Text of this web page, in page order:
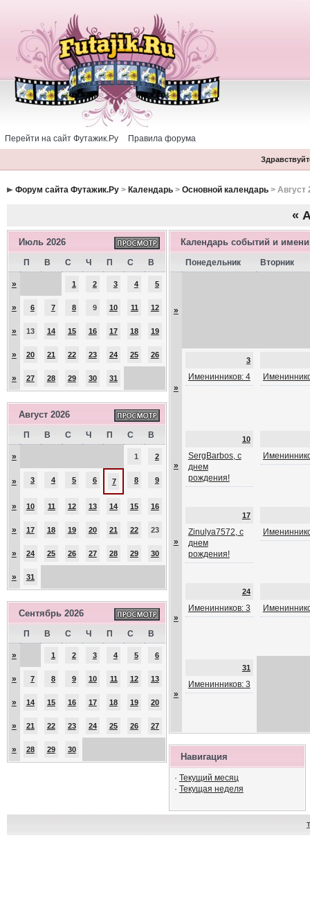
Перейти на сайт Футажик.Ру Правила форума
Форум сайта Футажик.Ру> Календарь> Основной календарь> Август
«
Июль 2026
П В С Ч П С В
» 1 2 3 4 5
» 6 7 8 9 10 11 12
» 13 14 15 16 17 18 19
» 20 21 22 23 24 25 26
» 27 28 29 30 31
Август 2026
П В С Ч П С В
» 1 2
» 3 4 5 6 7 8 9
» 10 11 12 13 14 15 16
» 17 18 19 20 21 22 23
» 24 25 26 27 28 29 30
» 31
Сентябрь 2026
П В С Ч П С В
» 1 2 3 4 5 6
» 7 8 9 10 11 12 13
» 14 15 16 17 18 19 20
» 21 22 23 24 25 26 27
» 28 29 30
Календарь событий и
Понедельник Вторник
»
»
3
Именинников: 4
»
10
SergBarbos, с
днем
рождения!
»
17
Zinulya7572, с
днем
рождения!
»
24
Именинников: 3
»
31
Именинников: 3
Навигация
· Текущий месяц
· Текущая неделя